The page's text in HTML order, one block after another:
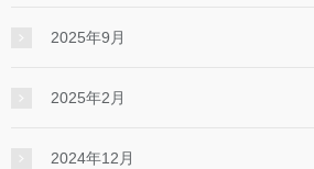
2025年9月
2025年2月
2024年12月